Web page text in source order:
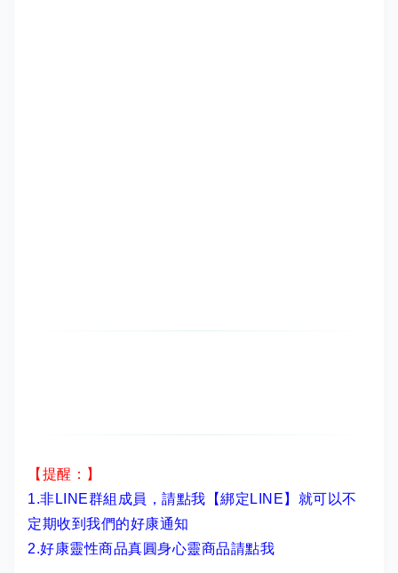
【提醒：】
1.非LINE群組成員， 請點我【綁定LINE】 就可以不
定期收到我們的好康通知
2.好康靈性商品真圓身心靈商品請點我